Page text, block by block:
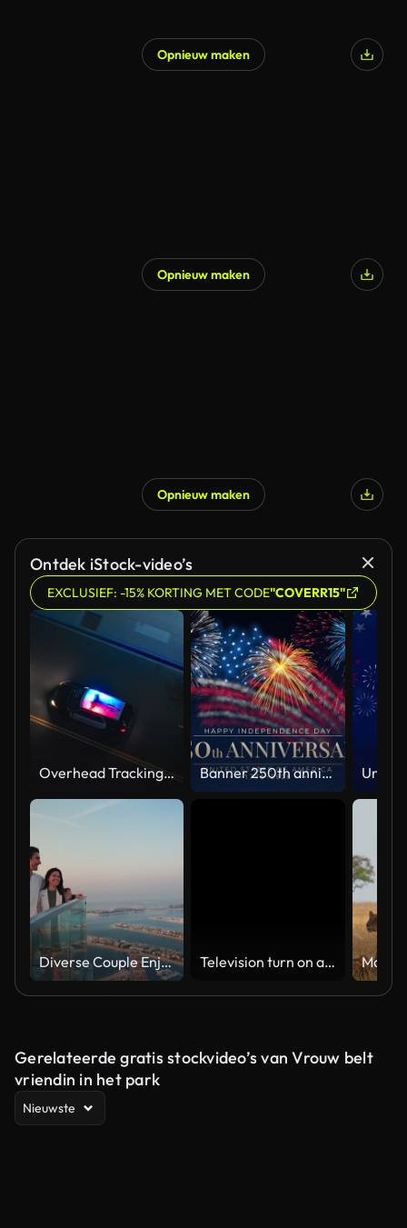
Opnieuw maken
Opnieuw maken
Opnieuw maken
Ontdek iStock-video’s
EXCLUSIEF: -15% KORTING MET CODE"COVERR15"
Overhead Tracking Drone Shot of a Police Car Driving on a City Street with Lights On at Night Banner 250th anniversary of the USA. 250 years of independence. 4th of july 2026 usa independence day, video greeting card. US flag fireworks on blue sky background. Fourth of july. 4k seamless loop
Diverse Couple Enjoying Sunset Views from High Rise Sky Deck Overlooking Palm Jumeirah Television turn on and off. Switch on tv effect, switch off tv effect. Turn on Lcd TV effect, turn off TV effect . Led Tv on and off on black background
Gerelateerde gratis stockvideo’s van Vrouw belt
vriendin in het park
Nieuwste